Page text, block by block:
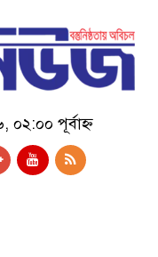
০২:০০ পূর্বাহ্ন